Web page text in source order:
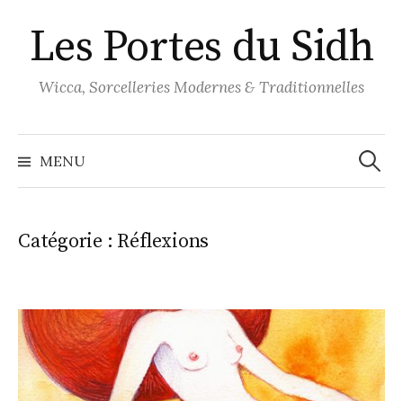
au
contenu
Les Portes du Sidh
Wicca, Sorcelleries Modernes & Traditionnelles
MENU
Catégorie : Réflexions